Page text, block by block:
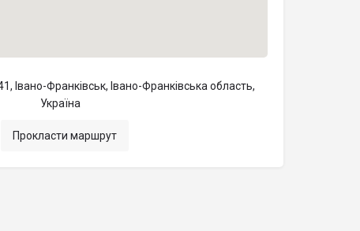
Івано-Франківськ, Івано-Франківська область,
Україна
Прокласти маршрут